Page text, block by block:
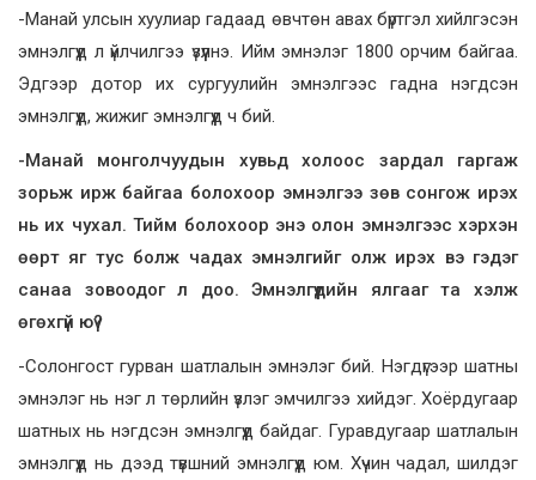
-Манай улсын хуулиар гадаад өвчтөн авах бүртгэл хийлгэсэн
эмнэлгүүд л үйлчилгээ үзүүлнэ. Ийм эмнэлэг 1800 орчим байгаа.
Эдгээр дотор их сургуулийн эмнэлгээс гадна нэгдсэн
эмнэлгүүд, жижиг эмнэлгүүд ч бий.
-Манай монголчуудын хувьд холоос зардал гаргаж
зорьж ирж байгаа болохоор эмнэлгээ зөв сонгож ирэх
нь их чухал. Тийм болохоор энэ олон эмнэлгээс хэрхэн
өөрт яг тус болж чадах эмнэлгийг олж ирэх вэ гэдэг
санаа зовоодог л доо. Эмнэлгүүдийн ялгааг та хэлж
өгөхгүй юү?
-Солонгост гурван шатлалын эмнэлэг бий. Нэгдүгээр шатны
эмнэлэг нь нэг л төрлийн үзлэг эмчилгээ хийдэг. Хоёрдугаар
шатных нь нэгдсэн эмнэлгүүд байдаг. Гуравдугаар шатлалын
эмнэлгүүд нь дээд түвшний эмнэлгүүд юм. Хүчин чадал, шилдэг